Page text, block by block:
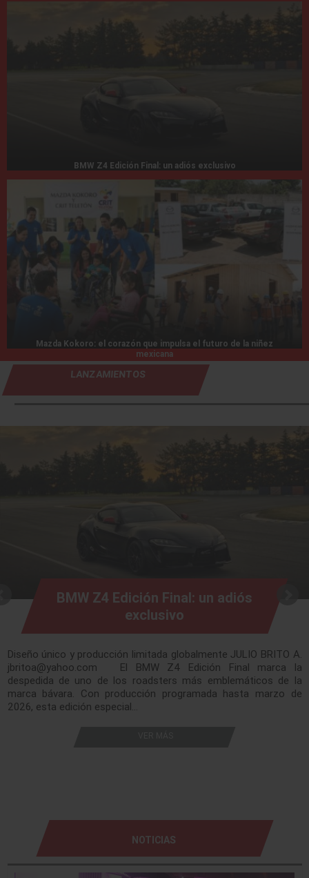
BMW Z4 Edición Final: un adiós exclusivo
Mazda Kokoro: el corazón que impulsa el futuro de la niñez
mexicana
LANZAMIENTOS
BMW Z4 Edición Final: un adiós
exclusivo
Diseño único y producción limitada globalmente JULIO BRITO A.
jbritoa@yahoo.com El BMW Z4 Edición Final marca la
despedida de uno de los roadsters más emblemáticos de la
marca bávara. Con producción programada hasta marzo de
2026, esta edición especial…
NOTICIAS